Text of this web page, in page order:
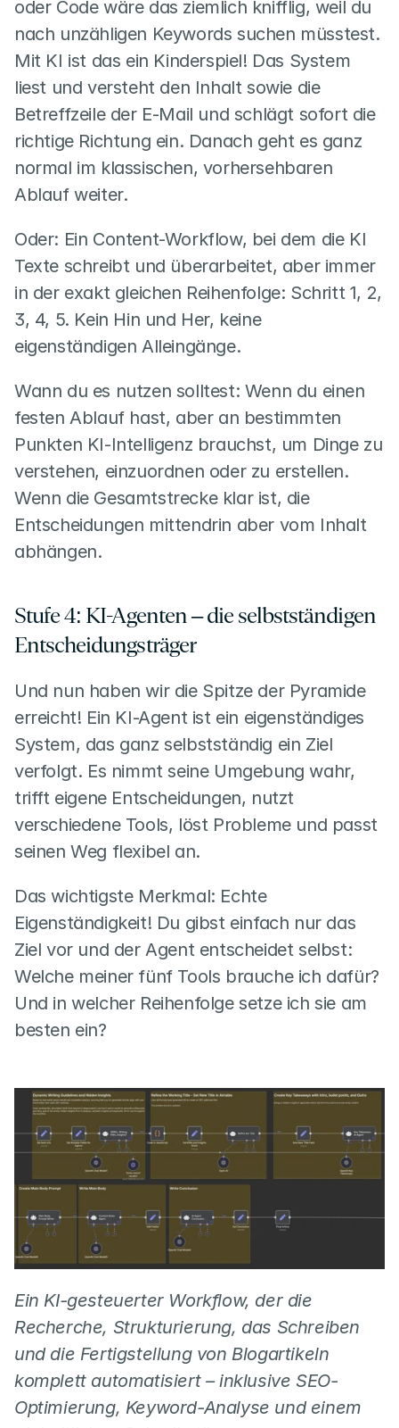
oder Code wäre das ziemlich knifflig, weil du
nach unzähligen Keywords suchen müsstest.
Mit KI ist das ein Kinderspiel! Das System
liest und versteht den Inhalt sowie die
Betreffzeile der E-Mail und schlägt sofort die
richtige Richtung ein. Danach geht es ganz
normal im klassischen, vorhersehbaren
Ablauf weiter.
Oder: Ein Content-Workflow, bei dem die KI
Texte schreibt und überarbeitet, aber immer
in der exakt gleichen Reihenfolge: Schritt 1, 2,
3, 4, 5. Kein Hin und Her, keine
eigenständigen Alleingänge.
Wann du es nutzen solltest: Wenn du einen
festen Ablauf hast, aber an bestimmten
Punkten KI-Intelligenz brauchst, um Dinge zu
verstehen, einzuordnen oder zu erstellen.
Wenn die Gesamtstrecke klar ist, die
Entscheidungen mittendrin aber vom Inhalt
abhängen.
Stufe 4: KI-Agenten – die selbstständigen
Entscheidungsträger
Und nun haben wir die Spitze der Pyramide
erreicht! Ein KI-Agent ist ein eigenständiges
System, das ganz selbstständig ein Ziel
verfolgt. Es nimmt seine Umgebung wahr,
trifft eigene Entscheidungen, nutzt
verschiedene Tools, löst Probleme und passt
seinen Weg flexibel an.
Das wichtigste Merkmal: Echte
Eigenständigkeit! Du gibst einfach nur das
Ziel vor und der Agent entscheidet selbst:
Welche meiner fünf Tools brauche ich dafür?
Und in welcher Reihenfolge setze ich sie am
besten ein?
Ein KI-gesteuerter Workflow, der die
Recherche, Strukturierung, das Schreiben
und die Fertigstellung von Blogartikeln
komplett automatisiert – inklusive SEO-
Optimierung, Keyword-Analyse und einem